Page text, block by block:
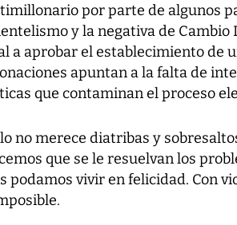
por parte de algunos
y la negativa de Cambio
a aprobar el establecimiento de
apuntan a la falta de
que contaminan el proceso
no merece diatribas y
que se le resuelvan los
podamos vivir en felicidad. Con